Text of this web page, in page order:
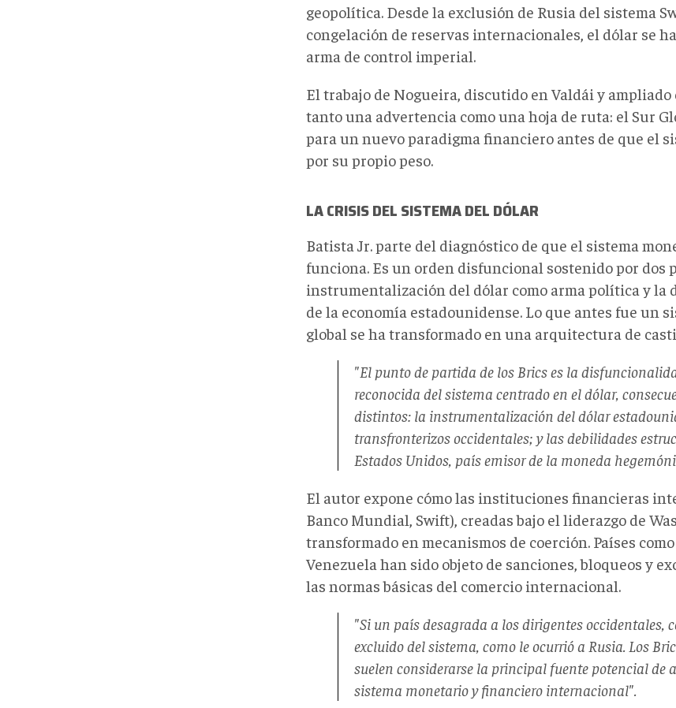
geopolítica. Desde la exclusión de Rusia del sistema
congelación de reservas internacionales, el dólar se
arma de control imperial.
El trabajo de Nogueira, discutido en Valdái y
tanto una advertencia como una hoja de ruta: el Sur
para un nuevo paradigma financiero antes de que el
por su propio peso.
LA CRISIS DEL SISTEMA DEL DÓLAR
Batista Jr. parte del diagnóstico de que el sistema
funciona. Es un orden disfuncional sostenido por dos
instrumentalización del dólar como arma política y la
de la economía estadounidense. Lo que antes fue un
global se ha transformado en una arquitectura de
"El punto de partida de los Brics es la
reconocida del sistema centrado en el dólar,
distintos: la instrumentalización del dólar
transfronterizos occidentales; y las debilidades
Estados Unidos, país emisor de la moneda
El autor expone cómo las instituciones financieras
Banco Mundial, Swift), creadas bajo el liderazgo de
transformado en mecanismos de coerción. Países
Venezuela han sido objeto de sanciones, bloqueos y
las normas básicas del comercio internacional.
"Si un país desagrada a los dirigentes occidentales,
excluido del sistema, como le ocurrió a Rusia. Los
suelen considerarse la principal fuente potencial de
sistema monetario y financiero internacional".